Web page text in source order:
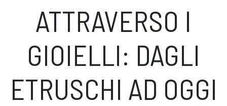
ATTRAVERSO I
GIOIELLI: DAGLI
ETRUSCHI AD OGGI